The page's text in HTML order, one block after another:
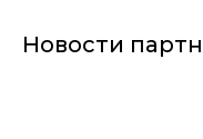
Новости